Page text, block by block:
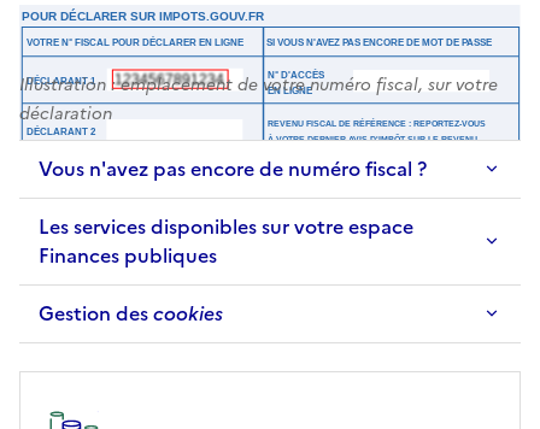
Illustration : emplacement de votre numéro fiscal, sur votre
déclaration
Vous n'avez pas encore de numéro fiscal ?
Les services disponibles sur votre espace
Finances publiques
Gestion descookies
Autre rubrique